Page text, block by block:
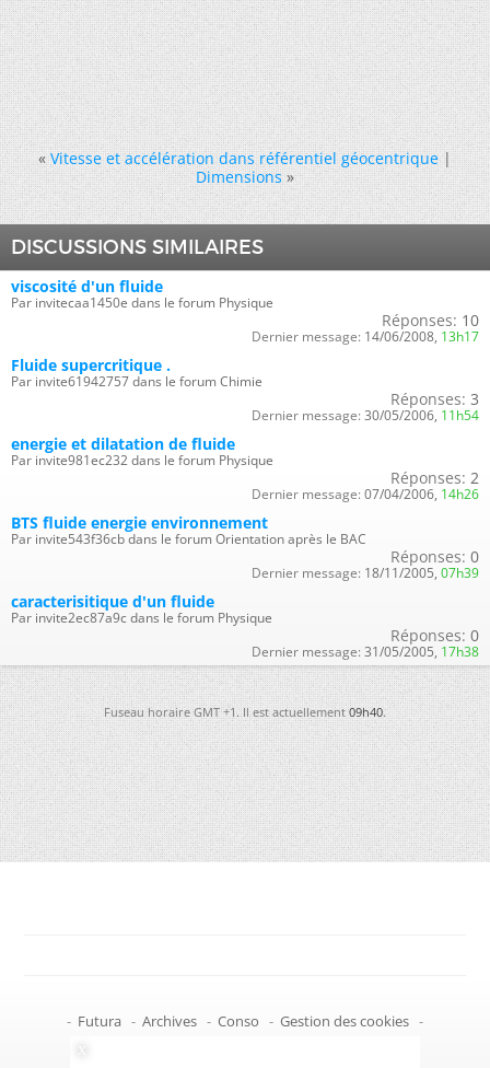
« Vitesse et accélération dans référentiel géocentrique|
Dimensions »
DISCUSSIONS SIMILAIRES
viscosité d'un fluide
Par invitecaa1450e dans le forum Physique
Réponses: 10
Dernier message: 14/06/2008, 13h17
Fluide supercritique .
Par invite61942757 dans le forum Chimie
Réponses: 3
Dernier message: 30/05/2006, 11h54
energie et dilatation de fluide
Par invite981ec232 dans le forum Physique
Réponses: 2
Dernier message: 07/04/2006, 14h26
BTS fluide energie environnement
Par invite543f36cb dans le forum Orientation après le BAC
Réponses: 0
Dernier message: 18/11/2005, 07h39
caracterisitique d'un fluide
Par invite2ec87a9c dans le forum Physique
Réponses: 0
Dernier message: 31/05/2005, 17h38
Fuseau horaire GMT +1. Il est actuellement09h40.
- Futura - Archives - Conso - Gestion des cookies -